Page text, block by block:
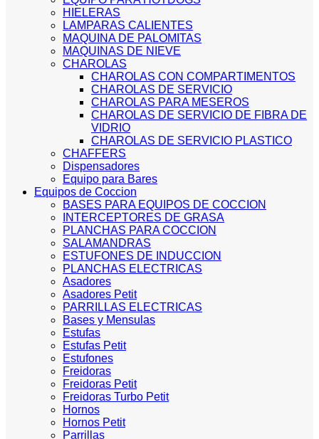
HIELERAS
LAMPARAS CALIENTES
MAQUINA DE PALOMITAS
MAQUINAS DE NIEVE
CHAROLAS
CHAROLAS CON COMPARTIMENTOS
CHAROLAS DE SERVICIO
CHAROLAS PARA MESEROS
CHAROLAS DE SERVICIO DE FIBRA DE
VIDRIO
CHAROLAS DE SERVICIO PLASTICO
CHAFFERS
Dispensadores
Equipo para Bares
Equipos de Coccion
BASES PARA EQUIPOS DE COCCION
INTERCEPTORES DE GRASA
PLANCHAS PARA COCCION
SALAMANDRAS
ESTUFONES DE INDUCCION
PLANCHAS ELECTRICAS
Asadores
Asadores Petit
PARRILLAS ELECTRICAS
Bases y Mensulas
Estufas
Estufas Petit
Estufones
Freidoras
Freidoras Petit
Freidoras Turbo Petit
Hornos
Hornos Petit
Parrillas